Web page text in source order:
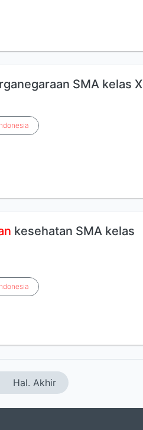
SMA kelas X
kesehatan SMA kelas
Hal. Akhir